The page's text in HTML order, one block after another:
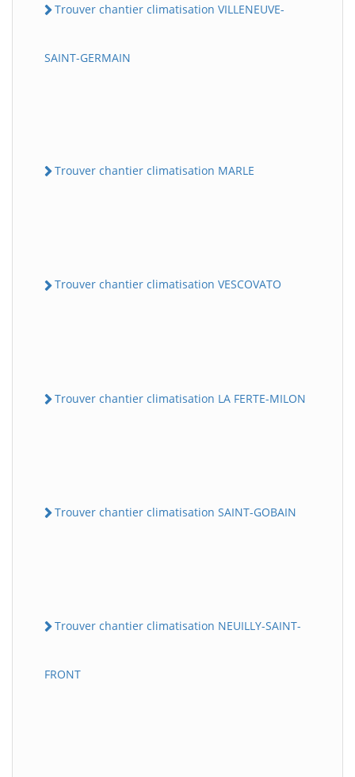
Trouver chantier climatisation VILLENEUVE-
SAINT-GERMAIN
Trouver chantier climatisation MARLE
Trouver chantier climatisation VESCOVATO
Trouver chantier climatisation LA FERTE-MILON
Trouver chantier climatisation SAINT-GOBAIN
Trouver chantier climatisation NEUILLY-SAINT-
FRONT